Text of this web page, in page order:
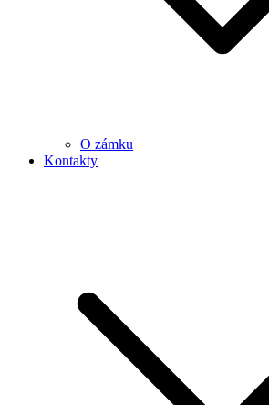
O zámku
Kontakty